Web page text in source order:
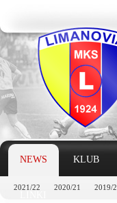
NEWS
2021/22 2020/21 2019/
KLUB